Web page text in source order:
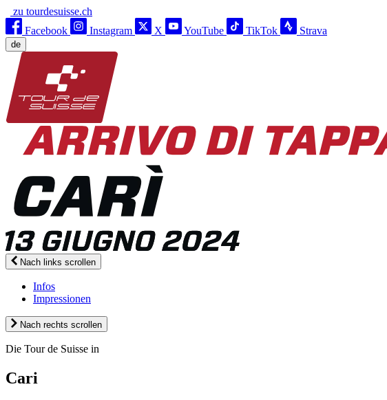
zu tourdesuisse.ch
Facebook
Instagram X YouTube TikTok Strava
de
Nach links scrollen
Infos
Impressionen
Nach rechts scrollen
Die Tour de Suisse in
Cari